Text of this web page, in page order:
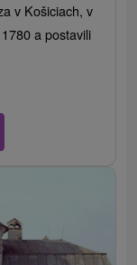
v Košiciach, v
a postavili